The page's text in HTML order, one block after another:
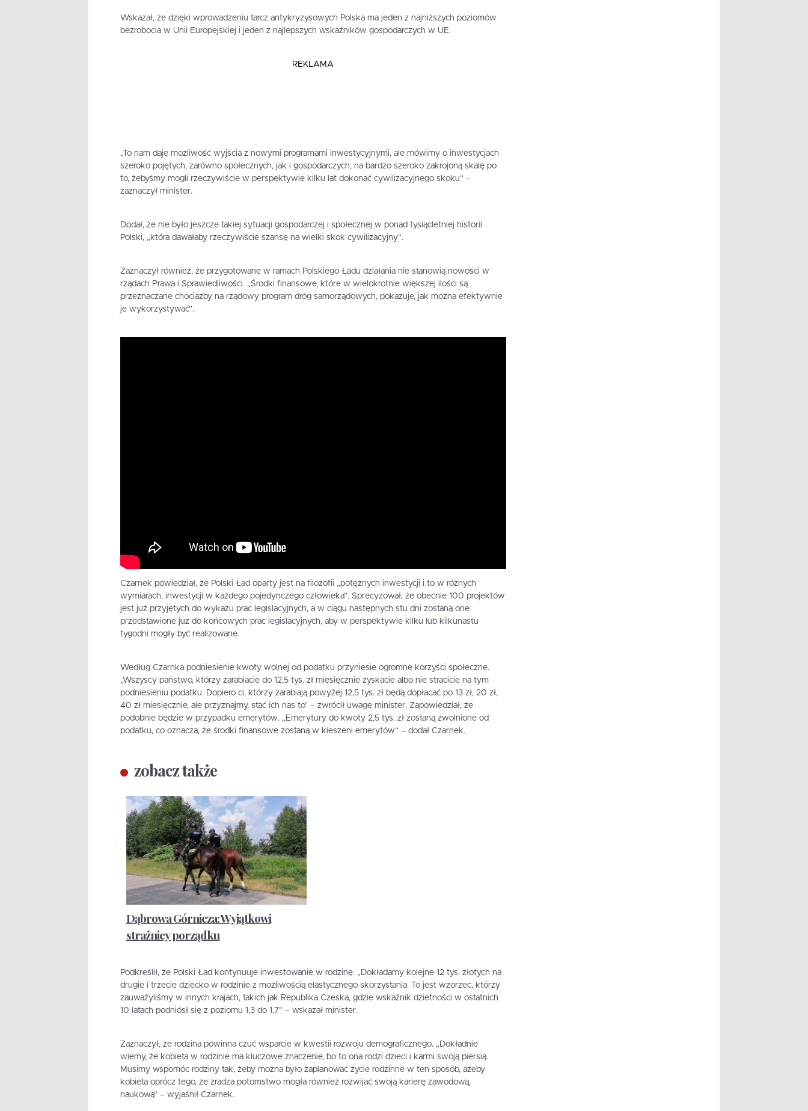
Wskazał, że dzięki wprowadzeniu tarcz antykryzysowych Polska ma jeden z najniższych poziomów
bezrobocia w Unii Europejskiej i jeden z najlepszych wskaźników gospodarczych w UE.
REKLAMA
„To nam daje możliwość wyjścia z nowymi programami inwestycyjnymi, ale mówimy o inwestycjach
szeroko pojętych, zarówno społecznych, jak i gospodarczych, na bardzo szeroko zakrojoną skalę po
to, żebyśmy mogli rzeczywiście w perspektywie kilku lat dokonać cywilizacyjnego skoku” –
zaznaczył minister.
Dodał, że nie było jeszcze takiej sytuacji gospodarczej i społecznej w ponad tysiącletniej historii
Polski, „która dawałaby rzeczywiście szansę na wielki skok cywilizacyjny”.
Zaznaczył również, że przygotowane w ramach Polskiego Ładu działania nie stanowią nowości w
rządach Prawa i Sprawiedliwości. „Środki finansowe, które w wielokrotnie większej ilości są
przeznaczane chociażby na rządowy program dróg samorządowych, pokazuje, jak można efektywnie
je wykorzystywać”.
Czarnek powiedział, że Polski Ład oparty jest na filozofii „potężnych inwestycji i to w różnych
wymiarach, inwestycji w każdego pojedynczego człowieka”. Sprecyzował, że obecnie 100 projektów
jest już przyjętych do wykazu prac legislacyjnych, a w ciągu następnych stu dni zostaną one
przedstawione już do końcowych prac legislacyjnych, aby w perspektywie kilku lub kilkunastu
tygodni mogły być realizowane.
Według Czarnka podniesienie kwoty wolnej od podatku przyniesie ogromne korzyści społeczne.
„Wszyscy państwo, którzy zarabiacie do 12,5 tys. zł miesięcznie zyskacie albo nie stracicie na tym
podniesieniu podatku. Dopiero ci, którzy zarabiają powyżej 12,5 tys. zł będą dopłacać po 13 zł, 20 zł,
40 zł miesięcznie, ale przyznajmy, stać ich nas to” – zwrócił uwagę minister. Zapowiedział, że
podobnie będzie w przypadku emerytów. „Emerytury do kwoty 2,5 tys. zł zostaną zwolnione od
podatku, co oznacza, że środki finansowe zostaną w kieszeni emerytów” – dodał Czarnek.
zobacz także
Dąbrowa Górnicza: Wyjątkowi
strażnicy porządku
Podkreślił, że Polski Ład kontynuuje inwestowanie w rodzinę. „Dokładamy kolejne 12 tys. złotych na
drugie i trzecie dziecko w rodzinie z możliwością elastycznego skorzystania. To jest wzorzec, którzy
zauważyliśmy w innych krajach, takich jak Republika Czeska, gdzie wskaźnik dzietności w ostatnich
10 latach podniósł się z poziomu 1,3 do 1,7” – wskazał minister.
Zaznaczył, że rodzina powinna czuć wsparcie w kwestii rozwoju demograficznego. „Dokładnie
wiemy, że kobieta w rodzinie ma kluczowe znaczenie, bo to ona rodzi dzieci i karmi swoją piersią.
Musimy wspomóc rodziny tak, żeby można było zaplanować życie rodzinne w ten sposób, ażeby
kobieta oprócz tego, że zradza potomstwo mogła również rozwijać swoją karierę zawodową,
naukową” – wyjaśnił Czarnek.